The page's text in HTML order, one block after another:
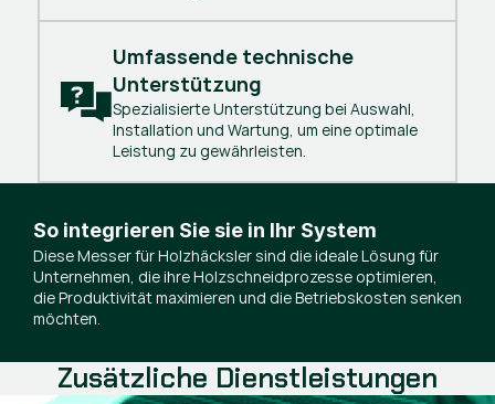
Umfassende technische
Unterstützung
Spezialisierte Unterstützung bei Auswahl,
Installation und Wartung, um eine optimale
Leistung zu gewährleisten.
So integrieren Sie sie in Ihr System
Diese Messer für Holzhäcksler sind die ideale Lösung für
Unternehmen, die ihre Holzschneidprozesse optimieren,
die Produktivität maximieren und die Betriebskosten senken
möchten.
Zusätzliche Dienstleistungen